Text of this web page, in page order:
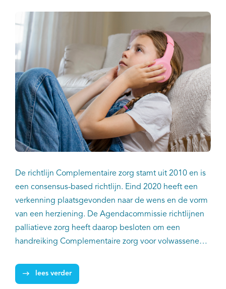
De richtlijn Complementaire zorg stamt uit 2010 en is
een consensus-based richtlijn. Eind 2020 heeft een
verkenning plaatsgevonden naar de wens en de vorm
van een herziening. De Agendacommissie richtlijnen
palliatieve zorg heeft daarop besloten om een
handreiking Complementaire zorg voor volwassenen
juni 2023 is de herziene handreiking Complementaire
zorg voor volwassenen in de palliatieve fase
lees verder